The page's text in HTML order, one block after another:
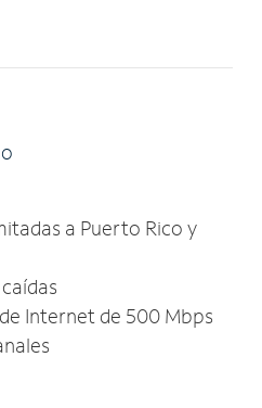
o
a Puerto Rico y
Internet de 500 Mbps